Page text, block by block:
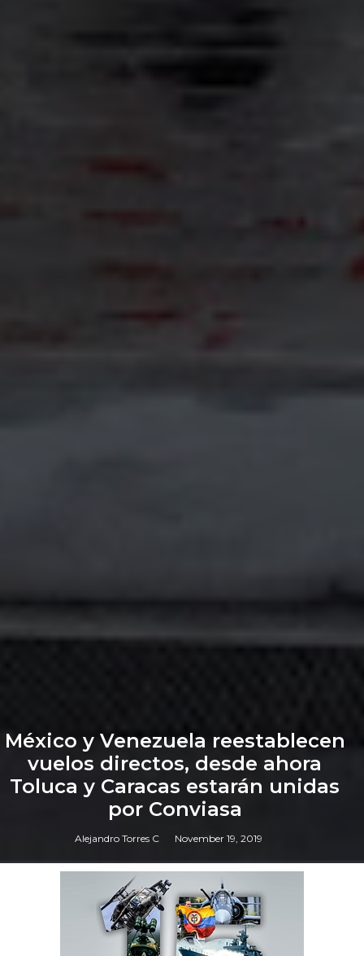
México y Venezuela reestablecen
vuelos directos, desde ahora
Toluca y Caracas estarán unidas
por Conviasa
Alejandro Torres C November 19, 2019